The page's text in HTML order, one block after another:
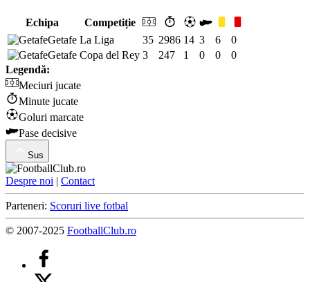
Echipa
Competiție
Getafe La Liga 35 2986 14 3 6
0
Getafe Copa del Rey 3 247 1 0 0
0
Legendă:
Meciuri jucate
Minute jucate
Goluri marcate
Pase decisive
Sus
Despre noi | Contact
Parteneri: Scoruri live fotbal
© 2007-2025 FootballClub.ro